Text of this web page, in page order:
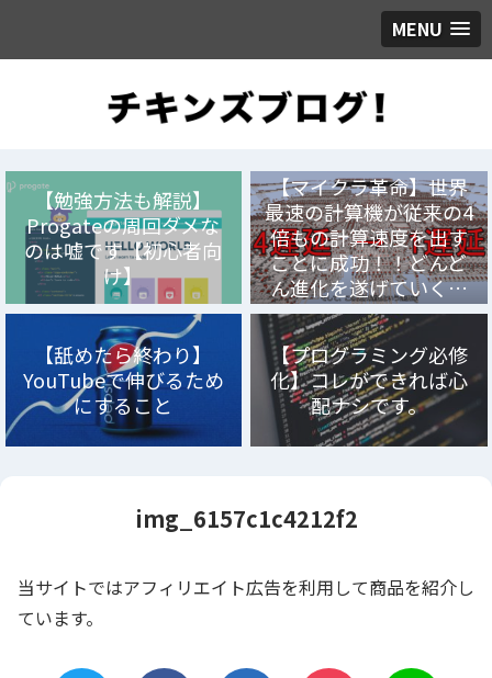
MENU
【勉強方法も解説】
Progateの周回ダメな
のは嘘です【初心者向
け】
【マイクラ革命】世界
最速の計算機が従来の4
倍もの計算速度を出す
ことに成功！！どんど
ん進化を遂げていく…
【舐めたら終わり】
YouTubeで伸びるため
にすること
【プログラミング必修
化】コレができれば心
配ナシです。
img_6157c1c4212f2
当サイトではアフィリエイト広告を利用して商品を紹介し
ています。